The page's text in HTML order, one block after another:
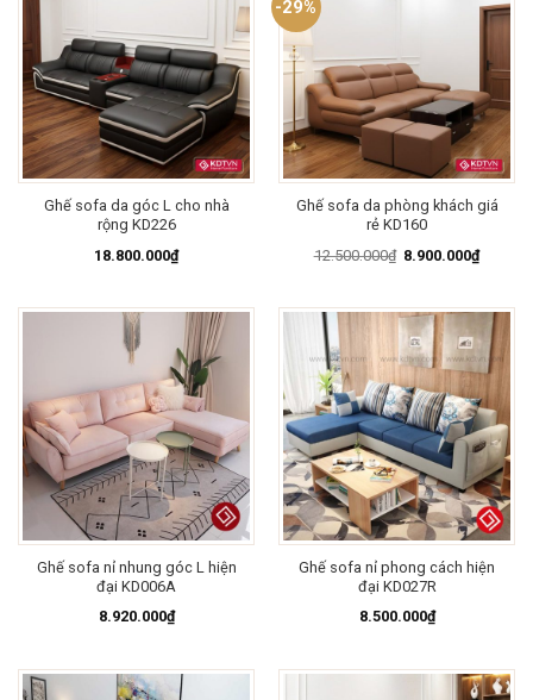
Ghế sofa da góc L cho nhà
rộng KD226
18.800.000₫
-29%
Ghế sofa da phòng khách giá
rẻ KD160
12.500.000₫ Giá
8.900.000₫Giá
hiện
Ghế sofa nỉ nhung góc L hiện
đại KD006A
8.920.000₫
Ghế sofa nỉ phong cách hiện
đại KD027R
8.500.000₫